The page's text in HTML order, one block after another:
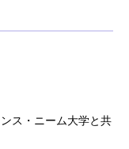
ス・ニーム大学と共